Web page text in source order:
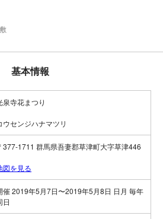
基本情報
泉寺花まつり
ウセンジハナマツリ
377-1711 群馬県吾妻郡草津町大字草津446
図を見る
催 2019年5月7日〜2019年5月8日 日月 毎年
日